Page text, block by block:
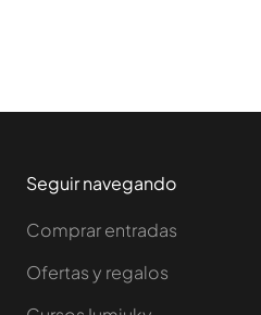
Seguir navegando
Comprar entradas
Ofertas y regalos